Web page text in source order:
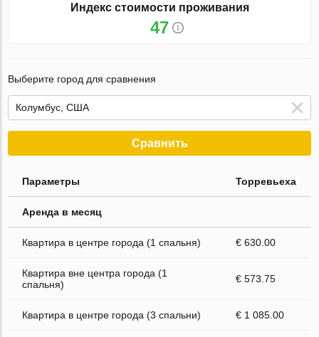
Индекс стоимости проживания
47
Выберите город для сравнения
Сравнить
Параметры Торревьеха
Аренда в месяц
Квартира в центре города (1 спальня) € 630.00
Квартира вне центра города (1
спальня)
€ 573.75
Квартира в центре города (3 спальни) € 1 085.00